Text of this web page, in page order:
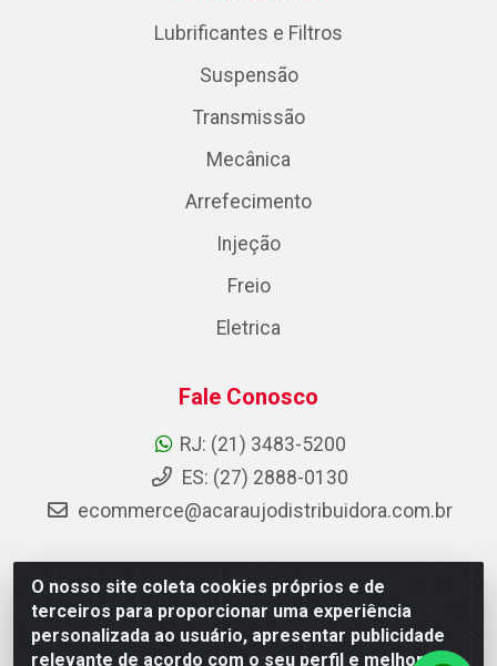
O nosso site coleta cookies próprios e de
terceiros para proporcionar uma experiência
personalizada ao usuário, apresentar publicidade
relevante de acordo com o seu perfil e melhorar a
Lubrificantes e Filtros
Suspensão
Transmissão
Mecânica
Arrefecimento
Injeção
Freio
Eletrica
Fale Conosco
RJ: (21) 3483-5200
ES: (27) 2888-0130
ecommerce@acaraujodistribuidora.com.br
AC Araujo Distribuidora - Rua Carneiro de Campos, 42 -
São Cristóvão, Rio de Janeiro/RJ - CEP 20.920-410 -
CNPJ 08.744.753/0003-85